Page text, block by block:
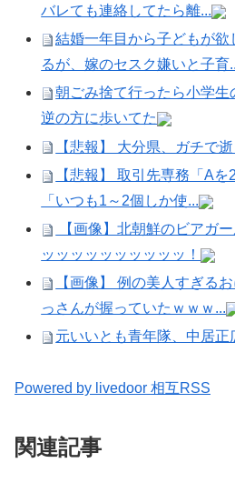
バレても連絡してたら離...
結婚一年目から子どもが欲
るが、嫁のセスク嫌いと子育
朝ごみ捨て行ったら小学生
逆の方に歩いてた
【悲報】 大分県、ガチで
【悲報】 取引先専務「Aを
「いつも1～2個しか使...
【画像】北朝鮮のビアガ
ッッッッッッッッッッ！
【画像】 例の美人すぎる
っさんが握っていたｗｗｗ...
元いいとも青年隊、中居正
Powered by livedoor 相互RSS
関連記事